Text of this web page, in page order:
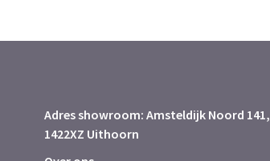
Adres showroom: Amsteldijk Noord 141,
1422XZ Uithoorn